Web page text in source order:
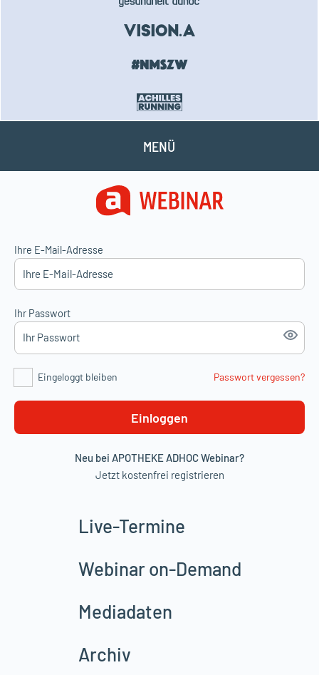
MENÜ
Ihre E-Mail-Adresse
Ihr Passwort
Eingeloggt bleiben
Einloggen
Passwort vergessen?
Neu bei APOTHEKE ADHOC Webinar?
Jetzt kostenfrei registrieren
Live-Termine
Webinar on-Demand
Mediadaten
Archiv